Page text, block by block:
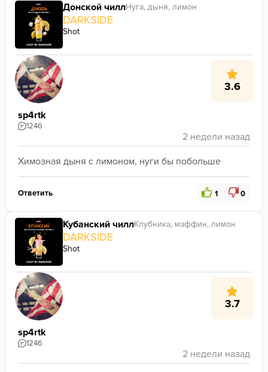
Донской чиллНуга, дыня, лимон
DARKSIDE
Shot
3.6
sp4rtk
1246
Химозная дыня с лимоном, нуги бы побольше
Ответить 1 0
Кубанский чиллКлубника, маффин, лимон
DARKSIDE
Shot
3.7
sp4rtk
1246